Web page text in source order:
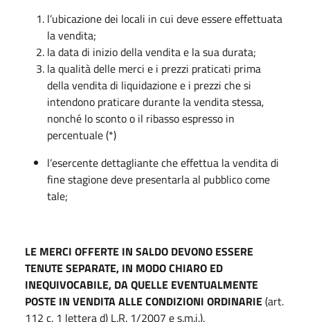
l’ubicazione dei locali in cui deve essere effettuata
la vendita;
la data di inizio della vendita e la sua durata;
la qualità delle merci e i prezzi praticati prima
della vendita di liquidazione e i prezzi che si
intendono praticare durante la vendita stessa,
nonché lo sconto o il ribasso espresso in
percentuale (*)
l’esercente dettagliante che effettua la vendita di
fine stagione deve presentarla al pubblico come
tale;
LE MERCI OFFERTE IN SALDO DEVONO ESSERE
TENUTE SEPARATE, IN MODO CHIARO ED
INEQUIVOCABILE, DA QUELLE EVENTUALMENTE
POSTE IN VENDITA ALLE CONDIZIONI ORDINARIE(art.
112 c. 1 lettera d) L.R. 1/2007 e s.m.i.).